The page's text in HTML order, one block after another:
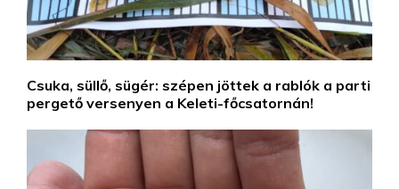
Csuka, süllő, sügér: szépen jöttek a rablók a parti
pergető versenyen a Keleti-főcsatornán!